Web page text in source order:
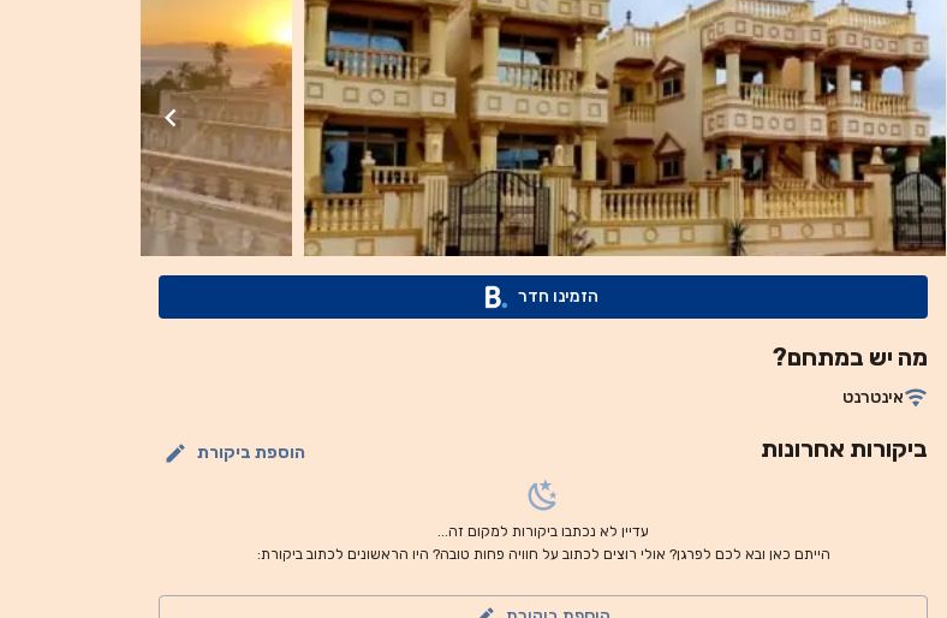
(Fantasea Divers). נמל התעופה הקרוב ביותר הוא נמל התעופה הבינלאומי שארם א-שייח', שנמצא
במרחק של 95 ק"מ, ושירות הסעות מ/אל נמל התעופה זמין באתר תמורת תשלום נוסף.
הזמינו חדר
מה יש במתחם?
אינטרנט
ביקורות אחרונות הוספת ביקורת
עדיין לא נכתבו ביקורות למקום זה...
הייתם כאן ובא לכם לפרגן? אולי רוצים לכתוב על חוויה פחות טובה? היו הראשונים לכתוב ביקורת: